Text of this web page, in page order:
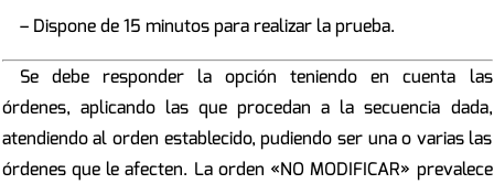
– Dispone de 15 minutos para realizar la prueba.
Se debe responder la opción teniendo en cuenta las
órdenes, aplicando las que procedan a la secuencia dada,
atendiendo al orden establecido, pudiendo ser una o varias las
órdenes que le afecten. La orden «NO MODIFICAR» prevalece